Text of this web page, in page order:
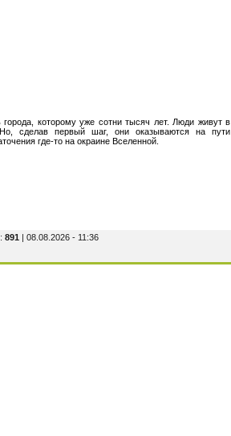
которому уже сотни тысяч лет. Люди живут в
сделав первый шаг, они оказываются на пути
где-то на окраине Вселенной.
: 891 | 08.08.2026 - 11:36